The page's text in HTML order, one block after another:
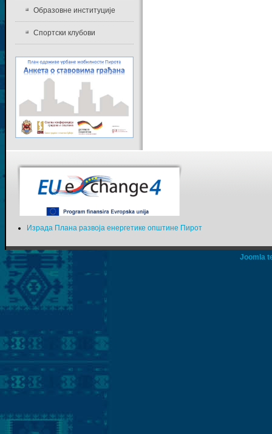
Образовне институције
Спортски клубови
Израда Плана развоја енергетике општине Пирот
Joomla